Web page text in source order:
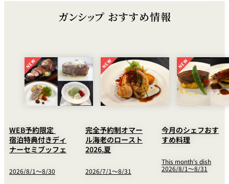
ガンシップ おすすめ情報
WEB予約限定
宿泊特典付きディ
ナーセミブッフェ
2026/8/1～8/30
完全予約制オマー
ル海老のロースト
2026.夏
2026/7/1～8/31
今月のシェフおす
すめ料理
This month's dish
2026/8/1～8/31